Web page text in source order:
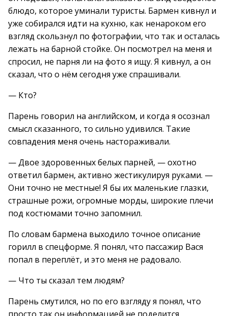
блюдо, которое уминали туристы. Бармен кивнул и
уже собирался идти на кухню, как ненароком его
взгляд скользнул по фотографии, что так и осталась
лежать на барной стойке. Он посмотрел на меня и
спросил, не парня ли на фото я ищу. Я кивнул, а он
сказал, что о нём сегодня уже спрашивали.
— Кто?
Парень говорил на английском, и когда я осознал
смысл сказанного, то сильно удивился. Такие
совпадения меня очень настораживали.
— Двое здоровенных белых парней, — охотно
ответил бармен, активно жестикулируя руками. —
Они точно не местные! Я бы их маленькие глазки,
страшные рожи, огромные морды, широкие плечи
под костюмами точно запомнил.
По словам бармена выходило точное описание
горилл в спецформе. Я понял, что пассажир Вася
попал в переплёт, и это меня не радовало.
— Что ты сказал тем людям?
Парень смутился, но по его взгляду я понял, что